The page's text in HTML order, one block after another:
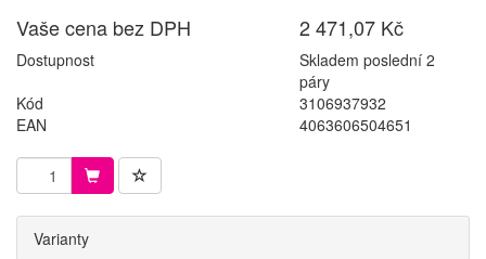
Vaše cena bez DPH
2 471,07 Kč
Dostupnost
Skladem poslední 2
páry
Kód
3106937932
EAN
4063606504651
Varianty